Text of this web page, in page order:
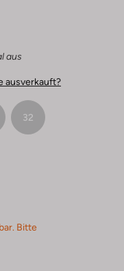
aus
ausverkauft?
32
Bitte